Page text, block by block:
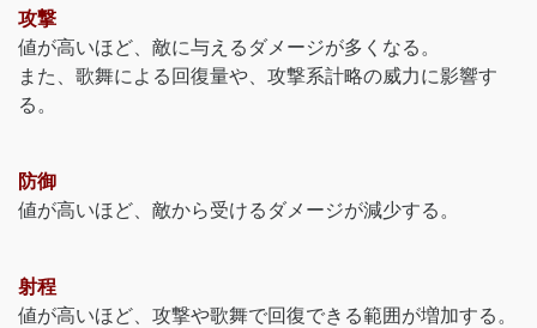
攻撃
値が高いほど、敵に与えるダメージが多くなる。
また、歌舞による回復量や、攻撃系計略の威力に影響す
る。
防御
値が高いほど、敵から受けるダメージが減少する。
射程
値が高いほど、攻撃や歌舞で回復できる範囲が増加する。